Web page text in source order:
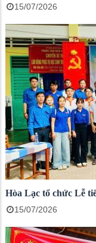
15/07/2026
Hòa Lạc tổ chức Lễ
15/07/2026